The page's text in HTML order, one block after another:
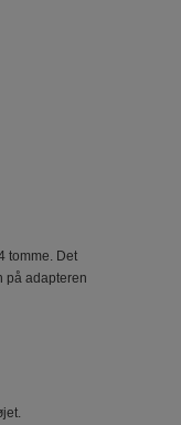
tomme. Det
på adapteren